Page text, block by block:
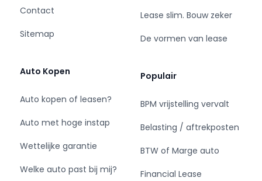
Contact
Sitemap
Auto Kopen
Auto kopen of leasen?
Auto met hoge instap
Wettelijke garantie
Welke auto past bij mij?
Lease slim. Bouw zeker
De vormen van lease
Populair
BPM vrijstelling vervalt
Belasting / aftrekposten
BTW of Marge auto
Financial Lease